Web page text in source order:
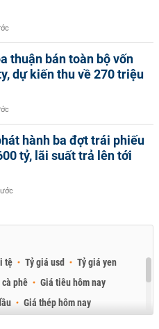
thuận bán toàn bộ vốn
dự kiến thu về 270 triệu
hành ba đợt trái phiếu
tỷ, lãi suất trả lên tới
tệ Tỷ giá usd
Tỷ giá yen
cà phê
Giá tiêu hôm nay
Giá thép hôm nay